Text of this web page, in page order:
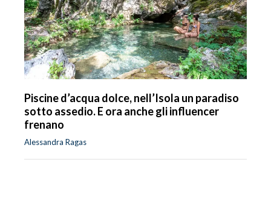
Piscine d’acqua dolce, nell’Isola un paradiso
sotto assedio. E ora anche gli influencer
frenano
Alessandra Ragas